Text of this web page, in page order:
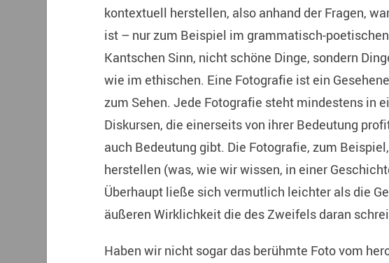
kontextuell herstellen, also anhand der Fragen,
ist – nur zum Beispiel im grammatisch-
Kantschen Sinn, nicht schöne Dinge, sondern
wie im ethischen. Eine Fotografie ist ein
zum Sehen. Jede Fotografie steht mindestens in
Diskursen, die einerseits von ihrer Bedeutung
auch Bedeutung gibt. Die Fotografie, zum
herstellen (was, wie wir wissen, in einer
Überhaupt ließe sich vermutlich leichter als die
äußeren Wirklichkeit die des Zweifels daran
Haben wir nicht sogar das berühmte Foto vom